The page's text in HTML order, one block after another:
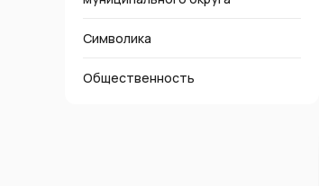
Символика
Общественность